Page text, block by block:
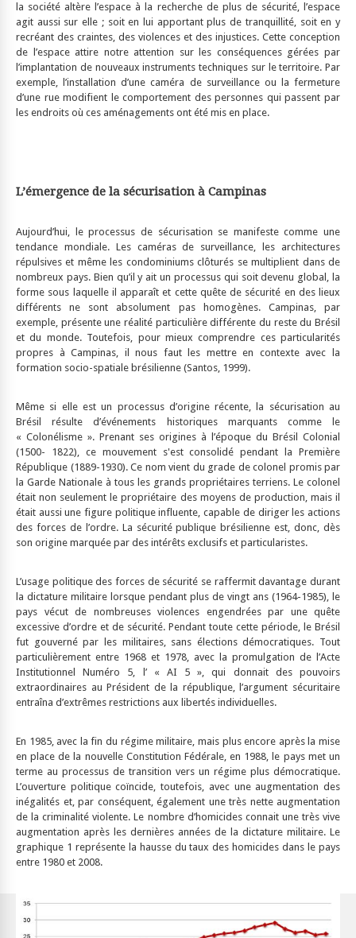
la société altère l’espace à la recherche de plus de sécurité, l’espace
agit aussi sur elle ; soit en lui apportant plus de tranquillité, soit en y
recréant des craintes, des violences et des injustices. Cette conception
de l’espace attire notre attention sur les conséquences gérées par
l’implantation de nouveaux instruments techniques sur le territoire. Par
exemple, l’installation d’une caméra de surveillance ou la fermeture
d’une rue modifient le comportement des personnes qui passent par
les endroits où ces aménagements ont été mis en place.
L’émergence de la sécurisation à Campinas
Aujourd’hui, le processus de sécurisation se manifeste comme une
tendance mondiale. Les caméras de surveillance, les architectures
répulsives et même les condominiums clôturés se multiplient dans de
nombreux pays. Bien qu’il y ait un processus qui soit devenu global, la
forme sous laquelle il apparaît et cette quête de sécurité en des lieux
différents ne sont absolument pas homogènes. Campinas, par
exemple, présente une réalité particulière différente du reste du Brésil
et du monde. Toutefois, pour mieux comprendre ces particularités
propres à Campinas, il nous faut les mettre en contexte avec la
formation socio-spatiale brésilienne (Santos, 1999).
Même si elle est un processus d’origine récente, la sécurisation au
Brésil résulte d’événements historiques marquants comme le
« Colonélisme ». Prenant ses origines à l’époque du Brésil Colonial
(1500- 1822), ce mouvement s'est consolidé pendant la Première
République (1889-1930). Ce nom vient du grade de colonel promis par
la Garde Nationale à tous les grands propriétaires terriens. Le colonel
était non seulement le propriétaire des moyens de production, mais il
était aussi une figure politique influente, capable de diriger les actions
des forces de l’ordre. La sécurité publique brésilienne est, donc, dès
son origine marquée par des intérêts exclusifs et particularistes.
L’usage politique des forces de sécurité se raffermit davantage durant
la dictature militaire lorsque pendant plus de vingt ans (1964-1985), le
pays vécut de nombreuses violences engendrées par une quête
excessive d’ordre et de sécurité. Pendant toute cette période, le Brésil
fut gouverné par les militaires, sans élections démocratiques. Tout
particulièrement entre 1968 et 1978, avec la promulgation de l’Acte
Institutionnel Numéro 5, l’ « AI 5 », qui donnait des pouvoirs
extraordinaires au Président de la république, l’argument sécuritaire
entraîna d’extrêmes restrictions aux libertés individuelles.
En 1985, avec la fin du régime militaire, mais plus encore après la mise
en place de la nouvelle Constitution Fédérale, en 1988, le pays met un
terme au processus de transition vers un régime plus démocratique.
L’ouverture politique coïncide, toutefois, avec une augmentation des
inégalités et, par conséquent, également une très nette augmentation
de la criminalité violente. Le nombre d’homicides connait une très vive
augmentation après les dernières années de la dictature militaire. Le
graphique 1 représente la hausse du taux des homicides dans le pays
entre 1980 et 2008.